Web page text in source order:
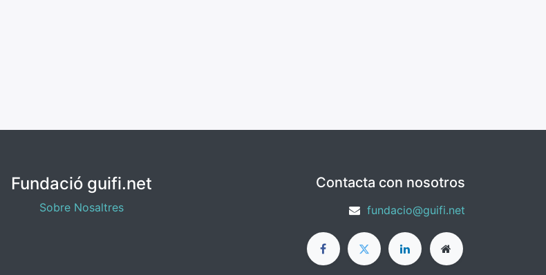
Fundació guifi.net
Sobre Nosaltres
Contacta con nosotros
fundacio@guifi.net